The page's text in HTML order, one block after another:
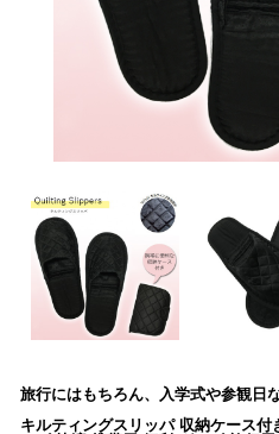
旅行にはもちろん、入学式や参観日
キルティングスリッパ 収納ケース